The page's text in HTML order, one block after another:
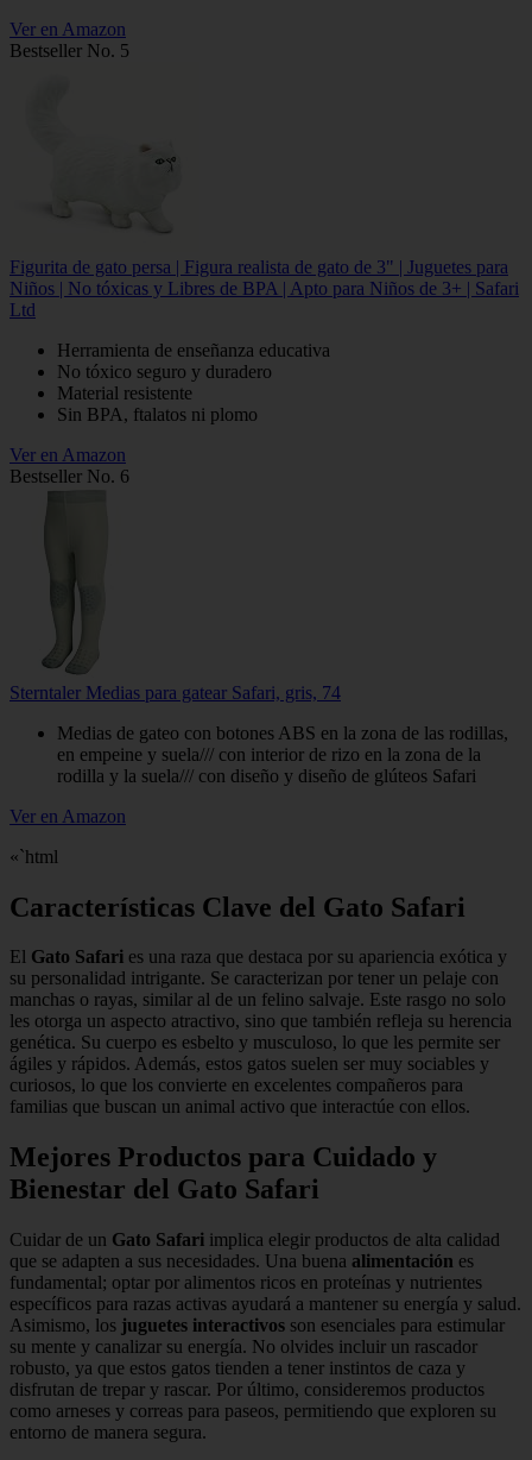
Ver en Amazon
Bestseller No. 5
Figurita de gato persa | Figura realista de gato de 3" | Juguetes para
Niños | No tóxicas y Libres de BPA | Apto para Niños de 3+ | Safari
Ltd
Herramienta de enseñanza educativa
No tóxico seguro y duradero
Material resistente
Sin BPA, ftalatos ni plomo
Ver en Amazon
Bestseller No. 6
Sterntaler Medias para gatear Safari, gris, 74
Medias de gateo con botones ABS en la zona de las rodillas,
en empeine y suela/// con interior de rizo en la zona de la
rodilla y la suela/// con diseño y diseño de glúteos Safari
Ver en Amazon
«`html
Características Clave del Gato Safari
El Gato Safari es una raza que destaca por su apariencia exótica y
su personalidad intrigante. Se caracterizan por tener un pelaje con
manchas o rayas, similar al de un felino salvaje. Este rasgo no solo
les otorga un aspecto atractivo, sino que también refleja su herencia
genética. Su cuerpo es esbelto y musculoso, lo que les permite ser
ágiles y rápidos. Además, estos gatos suelen ser muy sociables y
curiosos, lo que los convierte en excelentes compañeros para
familias que buscan un animal activo que interactúe con ellos.
Mejores Productos para Cuidado y
Bienestar del Gato Safari
Cuidar de un Gato Safari implica elegir productos de alta calidad
que se adapten a sus necesidades. Una buena alimentación es
fundamental; optar por alimentos ricos en proteínas y nutrientes
específicos para razas activas ayudará a mantener su energía y salud.
Asimismo, los juguetes interactivos son esenciales para estimular
su mente y canalizar su energía. No olvides incluir un rascador
robusto, ya que estos gatos tienden a tener instintos de caza y
disfrutan de trepar y rascar. Por último, consideremos productos
como arneses y correas para paseos, permitiendo que exploren su
entorno de manera segura.